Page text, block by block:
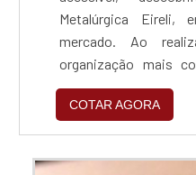
Metalúrgica Eireli,
mercado. Ao
organização mais
cliente contará com
suporte de
ACESSÍVELQuem
COTAR AGORA